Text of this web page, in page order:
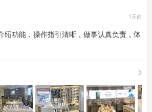
1天前
绍功能，操作指引清晰，做事认真负责，体